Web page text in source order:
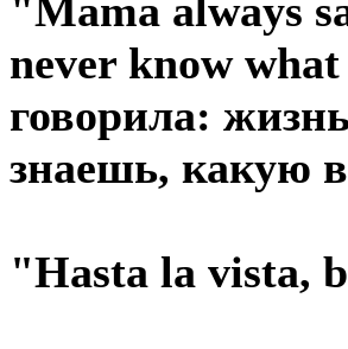
"Mama always
never know
говорила:
знаешь, какую
"Hasta la vista,